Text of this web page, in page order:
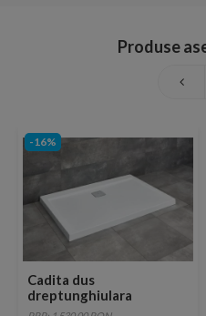
Produse
-16%
Cadita dus
dreptunghiulara
Radaway Argos D 110 x